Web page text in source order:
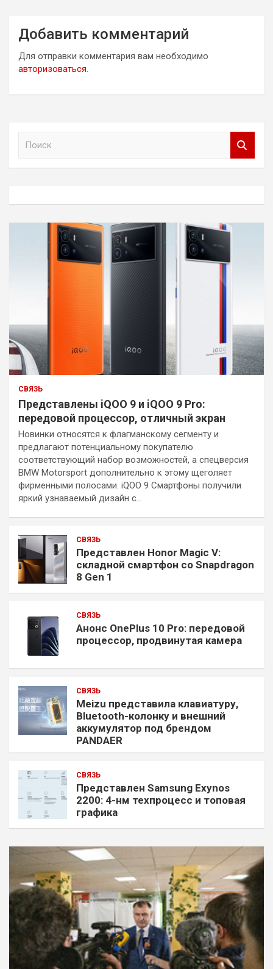
Добавить комментарий
Для отправки комментария вам необходимо
авторизоваться
СВЯЗЬ
Представлены iQOO 9 и iQOO 9 Pro:
передовой процессор, отличный экран
Новинки относятся к флагманскому сегменту и
предлагают потенциальному покупателю
соответствующий набор возможностей, а спецверсия
BMW Motorsport дополнительно к этому щеголяет
фирменными полосами. iQOO 9 Смартфоны получили
яркий узнаваемый дизайн с…
СВЯЗЬ
Представлен Honor Magic V:
складной смартфон со Snapdragon
8 Gen 1
СВЯЗЬ
Анонс OnePlus 10 Pro: передовой
процессор, продвинутая камера
СВЯЗЬ
Meizu представила клавиатуру,
Bluetooth-колонку и внешний
аккумулятор под брендом
PANDAER
СВЯЗЬ
Представлен Samsung Exynos
2200: 4-нм техпроцесс и топовая
графика